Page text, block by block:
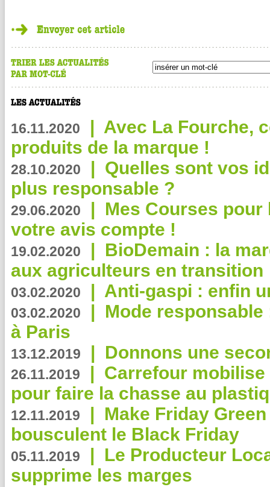
16.11.2020 | Avec La Fourche,
produits de la marque !
28.10.2020 | Quelles sont vos
plus responsable ?
29.06.2020 | Mes Courses pour
votre avis compte !
19.02.2020 | BioDemain : la
aux agriculteurs en transition
03.02.2020 | Anti-gaspi : enfin
03.02.2020 | Mode
à Paris
13.12.2019 | Donnons une
26.11.2019 | Carrefour
pour faire la chasse au
12.11.2019 | Make Friday
bousculent le Black Friday
05.11.2019 | Le Producteur
supprime les marges